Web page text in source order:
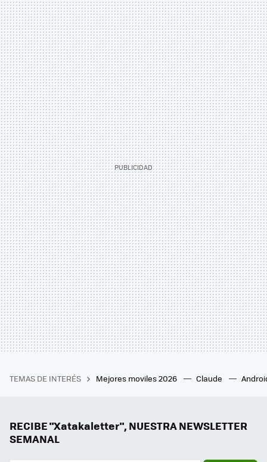
TEMAS DE INTERÉS Mejores moviles 2026 Claude
RECIBE "Xatakaletter", NUESTRA NEWSLETTER
SEMANAL